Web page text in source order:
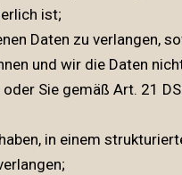
ist;
Daten zu verlangen,
und wir die Daten
Sie gemäß Art. 21
in einem